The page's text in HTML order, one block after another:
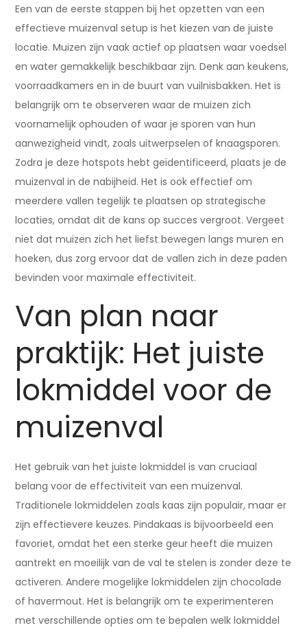
Een van de eerste stappen bij het opzetten van een
effectieve muizenval setup is het kiezen van de juiste
locatie. Muizen zijn vaak actief op plaatsen waar voedsel
en water gemakkelijk beschikbaar zijn. Denk aan keukens,
voorraadkamers en in de buurt van vuilnisbakken. Het is
belangrijk om te observeren waar de muizen zich
voornamelijk ophouden of waar je sporen van hun
aanwezigheid vindt, zoals uitwerpselen of knaagsporen.
Zodra je deze hotspots hebt geïdentificeerd, plaats je de
muizenval in de nabijheid. Het is ook effectief om
meerdere vallen tegelijk te plaatsen op strategische
locaties, omdat dit de kans op succes vergroot. Vergeet
niet dat muizen zich het liefst bewegen langs muren en
hoeken, dus zorg ervoor dat de vallen zich in deze paden
bevinden voor maximale effectiviteit.
Van plan naar
praktijk: Het juiste
lokmiddel voor de
muizenval
Het gebruik van het juiste lokmiddel is van cruciaal
belang voor de effectiviteit van een muizenval.
Traditionele lokmiddelen zoals kaas zijn populair, maar er
zijn effectievere keuzes. Pindakaas is bijvoorbeeld een
favoriet, omdat het een sterke geur heeft die muizen
aantrekt en moeilijk van de val te stelen is zonder deze te
activeren. Andere mogelijke lokmiddelen zijn chocolade
of havermout. Het is belangrijk om te experimenteren
met verschillende opties om te bepalen welk lokmiddel